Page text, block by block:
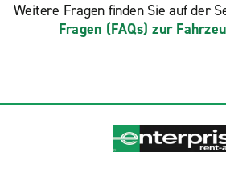
Weitere Fragen finden Sie auf der
Fragen (FAQs) zur